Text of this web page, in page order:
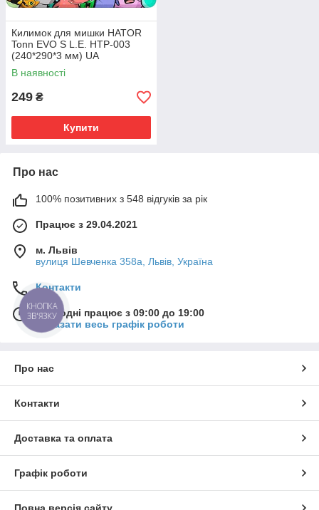
Килимок для мишки HATOR
Tonn EVO S L.E. HTP-003
(240*290*3 мм) UA
В наявності
249 ₴
Купити
Про нас
100% позитивних з 548 відгуків за рік
Працює з 29.04.2021
м. Львів
вулиця Шевченка 358а, Львів, Україна
Контакти
Сьогодні працює з 09:00 до 19:00
Показати весь графік роботи
Про нас
Контакти
Доставка та оплата
Графік роботи